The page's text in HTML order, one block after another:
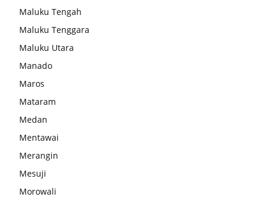
Maluku Tengah
Maluku Tenggara
Maluku Utara
Manado
Maros
Mataram
Medan
Mentawai
Merangin
Mesuji
Morowali